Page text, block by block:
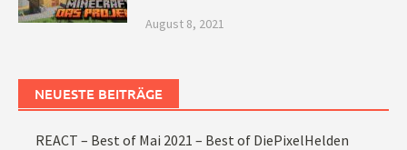
August 8, 2021
NEUESTE BEITRÄGE
REACT – Best of Mai 2021 – Best of DiePixelHelden